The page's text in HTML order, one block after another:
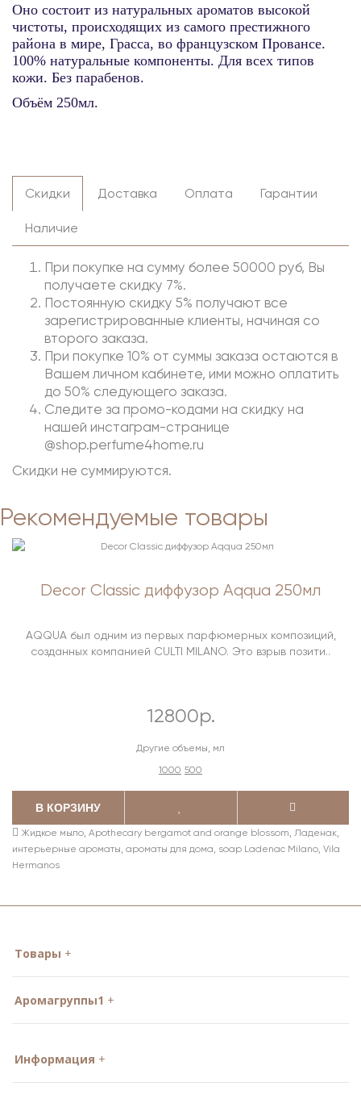
Оно состоит из натуральных ароматов высокой
чистоты, происходящих из самого престижного
района в мире, Грасса, во французском Провансе.
100% натуральные компоненты. Для всех типов
кожи. Без парабенов.
Объём 250мл.
Скидки Доставка Оплата Гарантии
Наличие
При покупке на сумму более 50000 руб, Вы
получаете скидку 7%.
Постоянную скидку 5% получают все
зарегистрированные клиенты, начиная со
второго заказа.
При покупке 10% от суммы заказа остаются в
Вашем личном кабинете, ими можно оплатить
до 50% следующего заказа.
Следите за промо-кодами на скидку на
нашей инстаграм-странице
@shop.perfume4home.ru
Скидки не суммируются.
Рекомендуемые товары
Decor Classic диффузор Aqqua 250мл
AQQUA был одним из первых парфюмерных композиций,
созданных компанией CULTI MILANO. Это взрыв позити..
12800р.
Другие объемы, мл
1000 500
В КОРЗИНУ
Жидкое мыло, Apothecary bergamot and orange blossom, Ладенак,
интерьерные ароматы, ароматы для дома, soap Ladenac Milano, Vila
Hermanos
Товары
Аромагруппы1
Информация